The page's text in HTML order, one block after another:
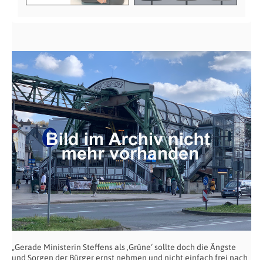
„Gerade Ministerin Steffens als ‚Grüne‘ sollte doch die Ängste
und Sorgen der Bürger ernst nehmen und nicht einfach frei nach